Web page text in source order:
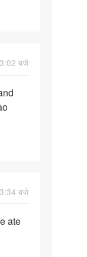
बजे
बजे
ate